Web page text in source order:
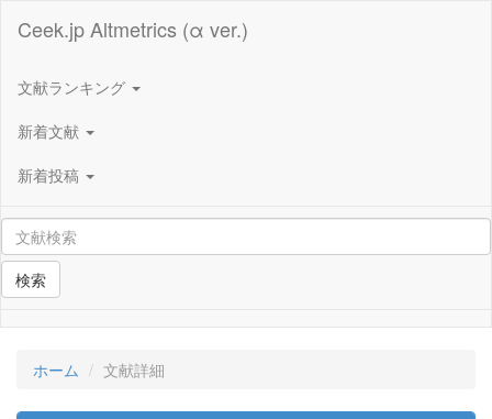
Ceek.jp Altmetrics (α ver.)
文献ランキング
新着文献
新着投稿
検索
ホーム 文献詳細